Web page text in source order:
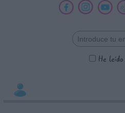
He
Datos tratados:
Información adicional